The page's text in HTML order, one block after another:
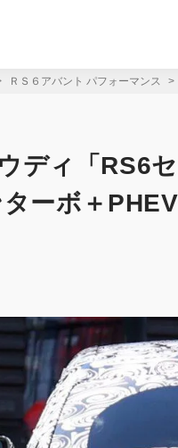
ＲＳ６アバント パフォーマンス
ディ「RS6
ーボ＋